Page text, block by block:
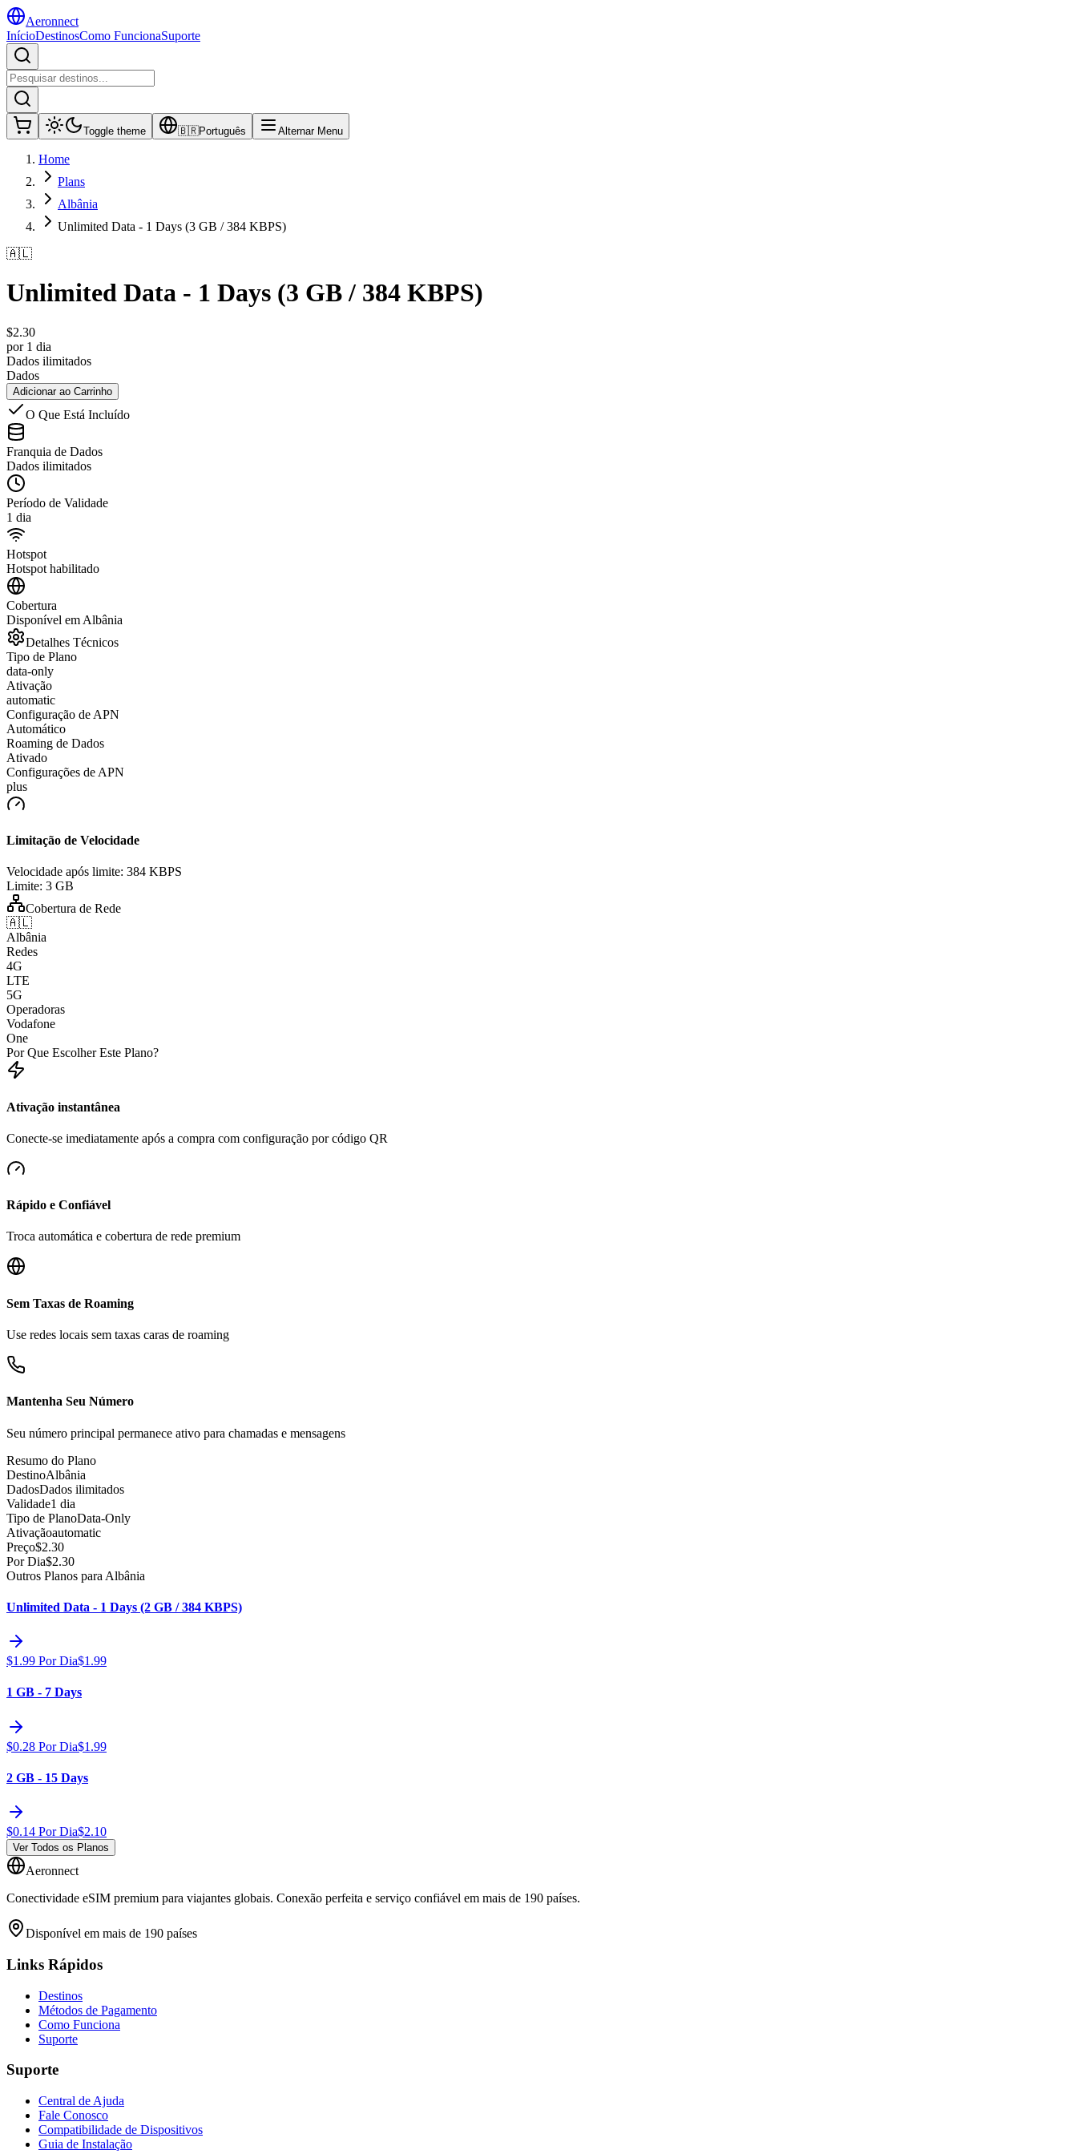
Aeronnect
InícioDestinosComo FuncionaSuporte
Toggle theme 🇧🇷Português Alternar Menu
Home
Plans
Albânia
Unlimited Data - 1 Days (3 GB / 384 KBPS)
🇦🇱
Unlimited Data - 1 Days (3 GB / 384 KBPS)
$2.30
por 1 dia
Dados ilimitados
Dados
Adicionar ao Carrinho
O Que Está Incluído
Franquia de Dados
Dados ilimitados
Período de Validade
1 dia
Hotspot
Hotspot habilitado
Cobertura
Disponível em Albânia
Detalhes Técnicos
Tipo de Plano
data-only
Ativação
automatic
Configuração de APN
Automático
Roaming de Dados
Ativado
Configurações de APN
plus
Limitação de Velocidade
Velocidade após limite: 384 KBPS
Limite: 3 GB
Cobertura de Rede
🇦🇱
Albânia
Redes
4G
LTE
5G
Operadoras
Vodafone
One
Por Que Escolher Este Plano?
Ativação instantânea
Conecte-se imediatamente após a compra com configuração por código QR
Rápido e Confiável
Troca automática e cobertura de rede premium
Sem Taxas de Roaming
Use redes locais sem taxas caras de roaming
Mantenha Seu Número
Seu número principal permanece ativo para chamadas e mensagens
Resumo do Plano
DestinoAlbânia
DadosDados ilimitados
Validade1 dia
Tipo de PlanoData-Only
Ativaçãoautomatic
Preço$2.30
Por Dia$2.30
Outros Planos para Albânia
Unlimited Data - 1 Days (2 GB / 384 KBPS)
$1.99 Por Dia$1.99
1 GB - 7 Days
$0.28 Por Dia$1.99
2 GB - 15 Days
$0.14 Por Dia$2.10
Ver Todos os Planos
Aeronnect
Conectividade eSIM premium para viajantes globais. Conexão perfeita e serviço confiável em mais de 190 países.
Disponível em mais de 190 países
Links Rápidos
Destinos
Métodos de Pagamento
Como Funciona
Suporte
Suporte
Central de Ajuda
Fale Conosco
Compatibilidade de Dispositivos
Guia de Instalação